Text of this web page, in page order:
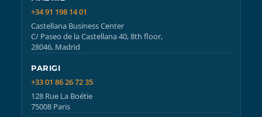
+34 91 198 14 01
Castellana Business Center
C/ Paseo de la Castellana 40, 8th floor,
28046, Madrid
PARIGI
+33 01 86 26 72 35
128 Rue La Boétie
75008 Paris